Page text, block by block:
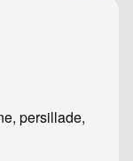
persillade,